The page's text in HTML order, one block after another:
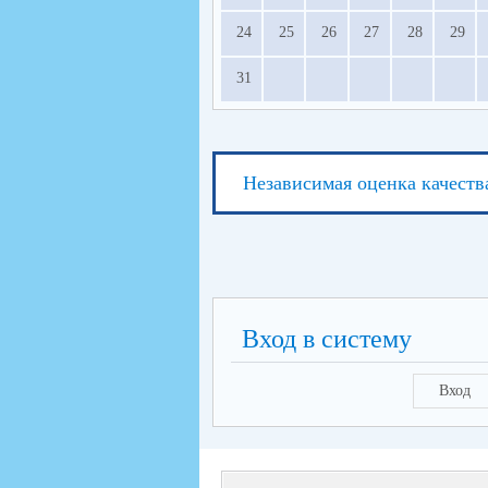
24 25 26 27 28 29
31
Независимая оценка
Вход в систему
Вход